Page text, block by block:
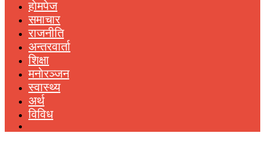
हाेमपेज
समाचार
राजनीति
अन्तरवार्ता
शिक्षा
मनाेरञ्जन
स्वास्थ्य
अर्थ
विविध